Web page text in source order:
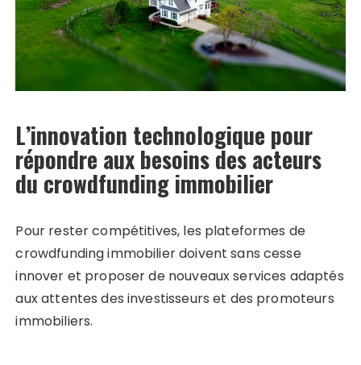
L’innovation technologique pour
répondre aux besoins des acteurs
du crowdfunding immobilier
Pour rester compétitives, les plateformes de
crowdfunding immobilier doivent sans cesse
innover et proposer de nouveaux services adaptés
aux attentes des investisseurs et des promoteurs
immobiliers.